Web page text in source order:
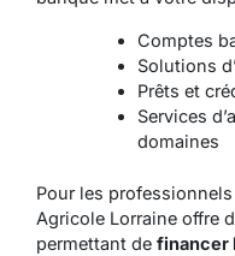
Comptes
Solutions
Prêts et
Services
domaines
Pour les
Agricole Lorraine offre
permettant de financer